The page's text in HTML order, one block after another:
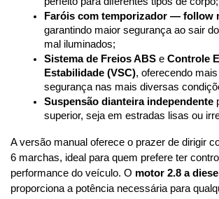
Faróis com temporizador — follow
garantindo maior segurança ao sair
mal iluminados;
Sistema de Freios ABS e Controle
Estabilidade (VSC), oferecendo
segurança nas mais diversas
Suspensão dianteira independente
superior, seja em estradas lisas ou
A versão manual oferece o prazer de dirigir
6 marchas, ideal para quem prefere ter
performance do veículo. O motor 2.8 a diesel
proporciona a potência necessária para